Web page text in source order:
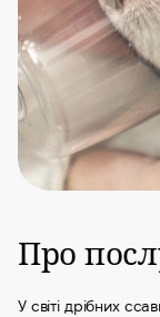
Про
У світі дрібних